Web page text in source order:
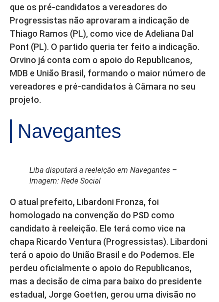
que os pré-candidatos a vereadores do
Progressistas não aprovaram a indicação de
Thiago Ramos (PL), como vice de Adeliana Dal
Pont (PL). O partido queria ter feito a indicação.
Orvino já conta com o apoio do Republicanos,
MDB e União Brasil, formando o maior número de
vereadores e pré-candidatos à Câmara no seu
projeto.
Navegantes
Liba disputará a reeleição em Navegantes –
Imagem: Rede Social
O atual prefeito, Libardoni Fronza, foi
homologado na convenção do PSD como
candidato à reeleição. Ele terá como vice na
chapa Ricardo Ventura (Progressistas). Libardoni
terá o apoio do União Brasil e do Podemos. Ele
perdeu oficialmente o apoio do Republicanos,
mas a decisão de cima para baixo do presidente
estadual, Jorge Goetten, gerou uma divisão no